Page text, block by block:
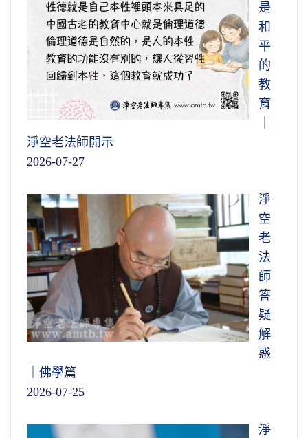
是
和
平
的
教
育
淨空老法師開示
2026-07-27
淨
空
老
法
師
答
疑
解
惑
｜佛學篇
2026-07-25
淨